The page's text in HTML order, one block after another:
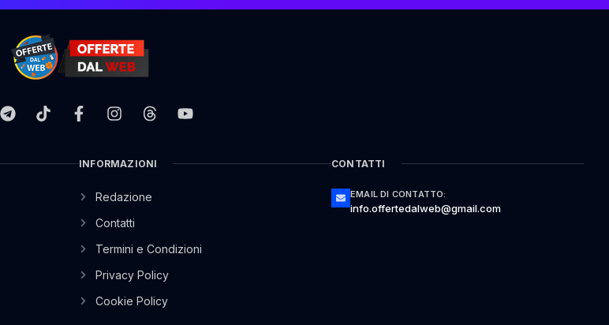
INFORMAZIONI
Redazione
Contatti
Termini e Condizioni
Privacy Policy
Cookie Policy
CONTATTI
EMAIL DI CONTATTO:
info.offertedalweb@gmail.com